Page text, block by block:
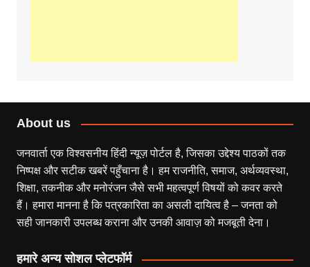
About us
जनवार्ता एक विश्वसनीय हिंदी न्यूज़ पोर्टल है, जिसका उद्देश्य पाठकों तक
निष्पक्ष और सटीक खबरें पहुँचाना है। हम राजनीति, समाज, अर्थव्यवस्था,
शिक्षा, तकनीक और मनोरंजन जैसे सभी महत्वपूर्ण विषयों को कवर करते
हैं। हमारा मानना है कि पत्रकारिता का असली दायित्व है – जनता को
सही जानकारी उपलब्ध कराना और उनकी आवाज़ को मजबूती देना।
हमारे अन्य सोशल प्लेटफॉर्म